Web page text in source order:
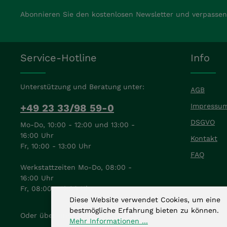
Abonnieren Sie den kostenlosen Newsletter und
Service-Hotline
Unterstützung und Beratung unter:
+49 23 33/98 59-0
Mo-Do, 10:00 - 12:00 und 13:00 -
16:00 Uhr
Fr, 10:00 - 13:00 Uhr
Werkstattzeiten Mo-Do, 08:00 -
16:00 Uhr
Fr, 08:00 - 12:00 Uhr
Oder über unserKontaktformular.
Info
AGB
DSGVO
Kontakt
FAQ
Diese Website verwendet Cookies, um eine
bestmögliche Erfahrung bieten zu können.
Mehr Informationen ...